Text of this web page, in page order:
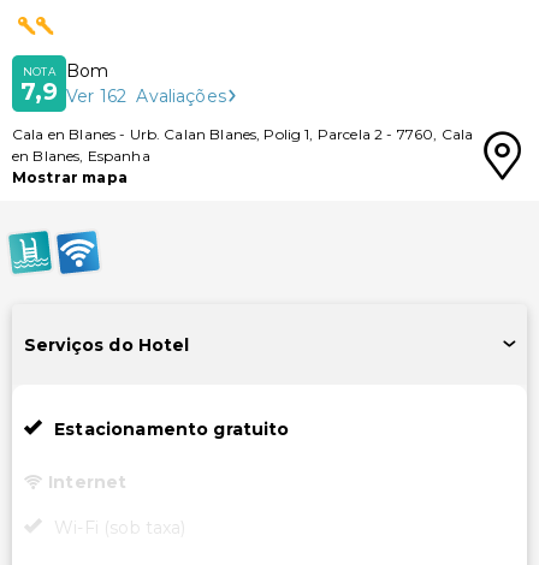
NOTA
7,9
Bom
Ver 162 Avaliações
Cala en Blanes - Urb. Calan Blanes, Polig 1, Parcela 2 - 7760, Cala
en Blanes, Espanha
Mostrar mapa
Serviços do Hotel
Estacionamento gratuito
Internet
Wi-Fi (sob taxa)